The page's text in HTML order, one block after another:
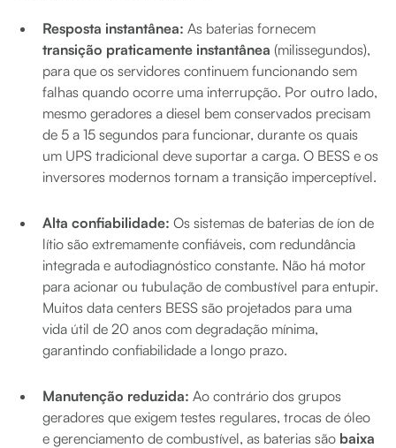
Resposta instantânea: As baterias fornecem
transição praticamente instantânea (milissegundos),
para que os servidores continuem funcionando sem
falhas quando ocorre uma interrupção. Por outro lado,
mesmo geradores a diesel bem conservados precisam
de 5 a 15 segundos para funcionar, durante os quais
um UPS tradicional deve suportar a carga. O BESS e os
inversores modernos tornam a transição imperceptível.
Alta confiabilidade: Os sistemas de baterias de íon de
lítio são extremamente confiáveis, com redundância
integrada e autodiagnóstico constante. Não há motor
para acionar ou tubulação de combustível para entupir.
Muitos data centers BESS são projetados para uma
vida útil de 20 anos com degradação mínima,
garantindo confiabilidade a longo prazo.
Manutenção reduzida: Ao contrário dos grupos
geradores que exigem testes regulares, trocas de óleo
e gerenciamento de combustível, as baterias são baixa